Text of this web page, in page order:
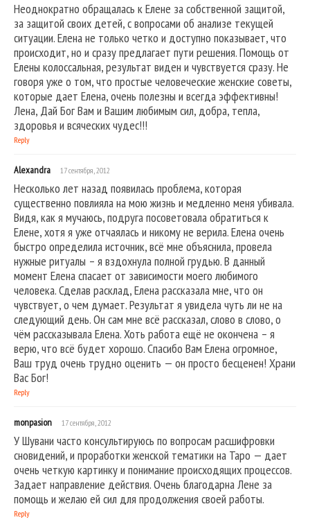
Неоднократно обращалась к Елене за собственной защитой,
за защитой своих детей, с вопросами об анализе текущей
ситуации. Елена не только четко и доступно показывает, что
происходит, но и сразу предлагает пути решения. Помощь от
Елены колоссальная, результат виден и чувствуется сразу. Не
говоря уже о том, что простые человеческие женские советы,
которые дает Елена, очень полезны и всегда эффективны!
Лена, Дай Бог Вам и Вашим любимым сил, добра, тепла,
здоровья и всяческих чудес!!!
Reply
Alexandra 17 сентября, 2012
Несколько лет назад появилась проблема, которая
существенно повлияла на мою жизнь и медленно меня убивала.
Видя, как я мучаюсь, подруга посоветовала обратиться к
Елене, хотя я уже отчаялась и никому не верила. Елена очень
быстро определила источник, всё мне объяснила, провела
нужные ритуалы – я вздохнула полной грудью. В данный
момент Елена спасает от зависимости моего любимого
человека. Сделав расклад, Елена рассказала мне, что он
чувствует, о чем думает. Результат я увидела чуть ли не на
следующий день. Он сам мне всё рассказал, слово в слово, о
чём рассказывала Елена. Хоть работа ещё не окончена – я
верю, что всё будет хорошо. Спасибо Вам Елена огромное,
Ваш труд очень трудно оценить — он просто бесценен! Храни
Вас Бог!
Reply
monpasion 17 сентября, 2012
У Шувани часто консультируюсь по вопросам расшифровки
сновидений, и проработки женской тематики на Таро — дает
очень четкую картинку и понимание происходящих процессов.
Задает направление действия. Очень благодарна Лене за
помощь и желаю ей сил для продолжения своей работы.
Reply